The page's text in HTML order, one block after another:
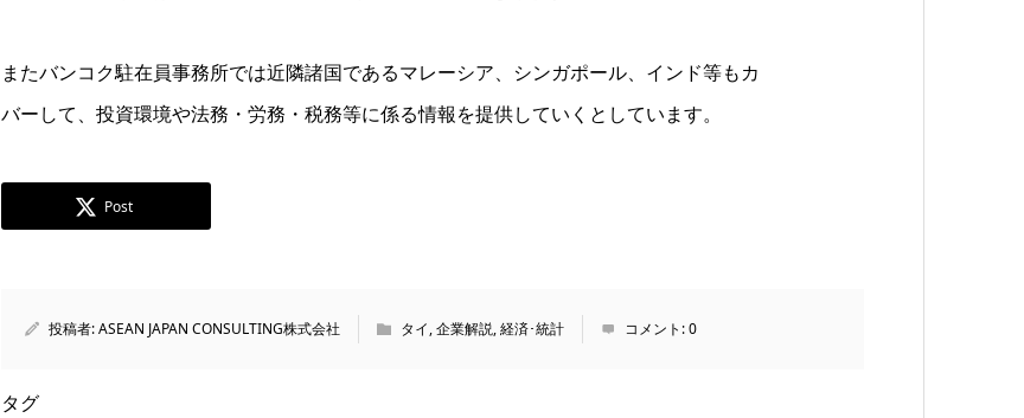
またバンコク駐在員事務所では近隣諸国であるマレーシア、シンガポール、インド等もカ
バーして、投資環境や法務・労務・税務等に係る情報を提供していくとしています。
Post
投稿者:ASEAN JAPAN CONSULTING株式会社 タイ,企業解説,経済･統計 コメント:0
タグ